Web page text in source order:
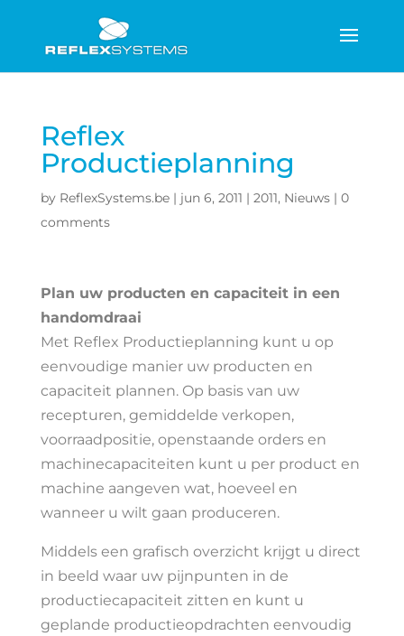
Reflex
Productieplanning
by ReflexSystems.be| jun 6, 2011 | 2011, Nieuws| 0
comments
Plan uw producten en capaciteit in een
handomdraai
Met Reflex Productieplanning kunt u op
eenvoudige manier uw producten en
capaciteit plannen. Op basis van uw
recepturen, gemiddelde verkopen,
voorraadpositie, openstaande orders en
machinecapaciteiten kunt u per product en
machine aangeven wat, hoeveel en
wanneer u wilt gaan produceren.
Middels een grafisch overzicht krijgt u direct
in beeld waar uw pijnpunten in de
productiecapaciteit zitten en kunt u
geplande productieopdrachten eenvoudig